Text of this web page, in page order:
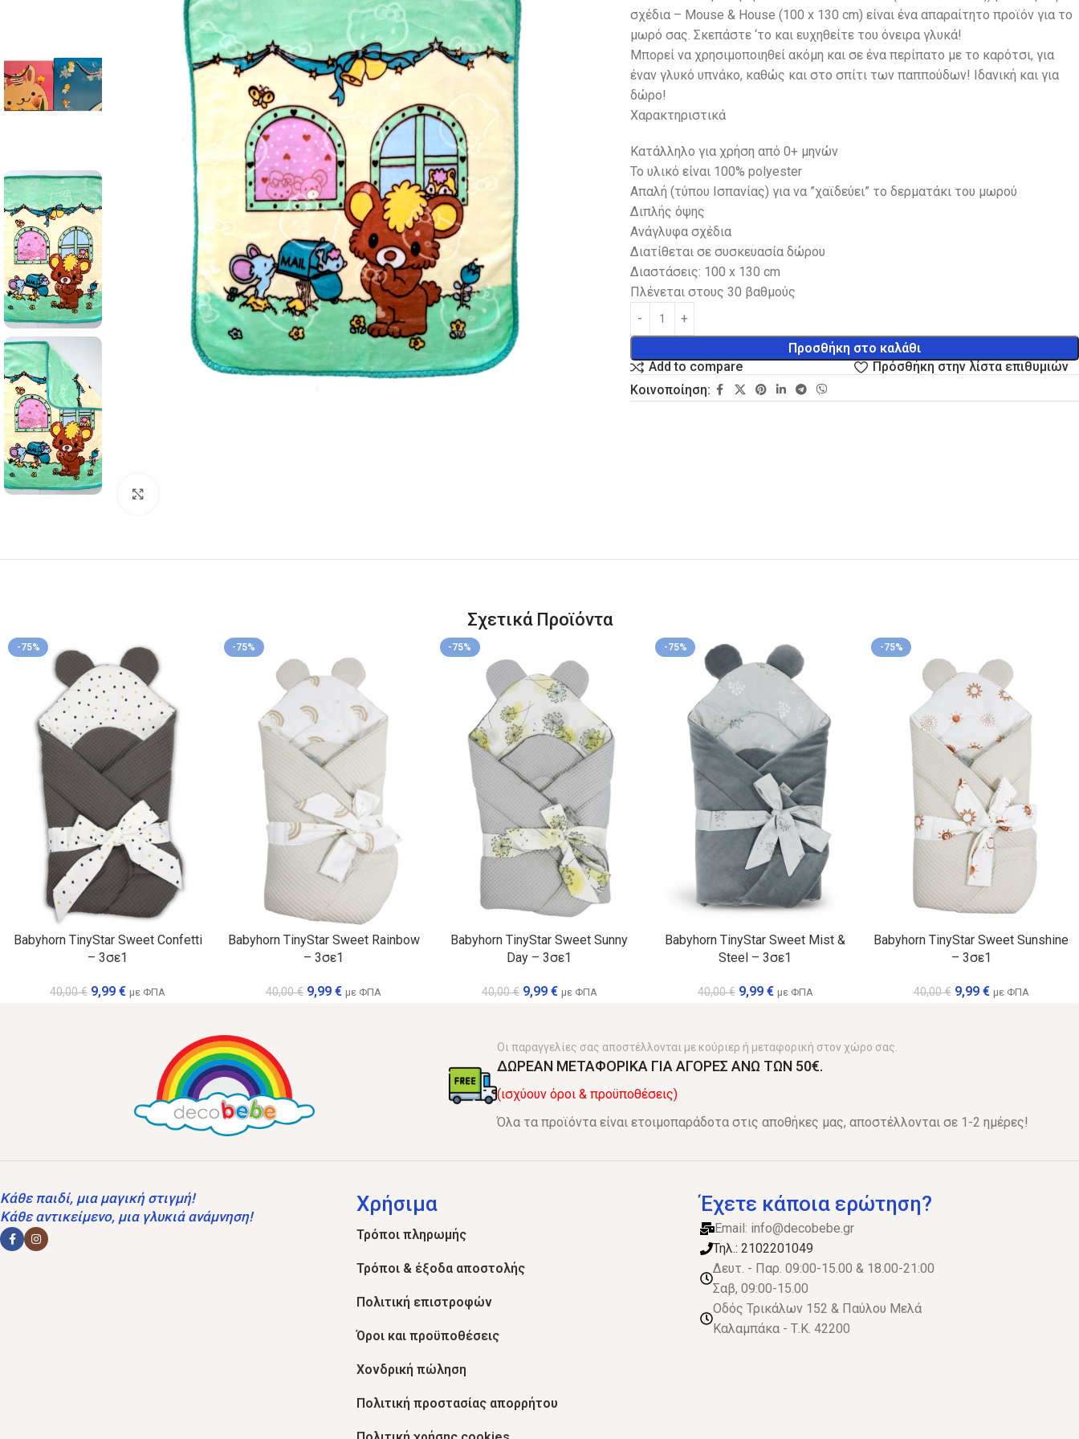
σχέδια – Mouse & House (100 x 130 cm) είναι ένα απαραίτητο προϊόν για το
μωρό σας. Σκεπάστε ‘το και ευχηθείτε του όνειρα γλυκά!
Μπορεί να χρησιμοποιηθεί ακόμη και σε ένα περίπατο με το καρότσι, για
έναν γλυκό υπνάκο, καθώς και στο σπίτι των παππούδων! Ιδανική και για
δώρο!
Χαρακτηριστικά
Κατάλληλο για χρήση από 0+ μηνών
Το υλικό είναι 100% polyester
Απαλή (τύπου Ισπανίας) για να ”χαϊδεύει” το δερματάκι του μωρού
Διπλής όψης
Ανάγλυφα σχέδια
Διατίθεται σε συσκευασία δώρου
Διαστάσεις: 100 x 130 cm
Πλένεται στους 30 βαθμούς
Προσθήκη στο καλάθι
Add to compare
Πρόσθήκη στην λίστα επιθυμιών
Κοινοποίηση:
Σχετικά Προϊόντα
-75%
Babyhorn TinyStar Sweet Confetti
– 3σε1
40,00€ 9,99€ με ΦΠΑ
-75%
Babyhorn TinyStar Sweet Rainbow
– 3σε1
40,00€ 9,99€ με ΦΠΑ
-75%
Babyhorn TinyStar Sweet Sunny
Day – 3σε1
40,00€ 9,99 € με ΦΠΑ
-75%
Babyhorn TinyStar Sweet Mist &
Steel – 3σε1
40,00€ 9,99 € με ΦΠΑ
-75%
Babyhorn TinyStar Sweet Sunshine
– 3σε1
40,00€ 9,99 € με ΦΠΑ
Οι παραγγελίες σας αποστέλλονται με κούριερ ή μεταφορική στον χώρο σας.
ΔΩΡΕΑΝ ΜΕΤΑΦΟΡΙΚΑ ΓΙΑ ΑΓΟΡΕΣ ΑΝΩ ΤΩΝ 50€.
(ισχύουν όροι & προϋποθέσεις)
Όλα τα προϊόντα είναι ετοιμοπαράδοτα στις αποθήκες μας, αποστέλλονται σε 1-2 ημέρες!
Κάθε παιδί, μια μαγική στιγμή!
Κάθε αντικείμενο, μια γλυκιά ανάμνηση!
Χρήσιμα
Τρόποι πληρωμής
Τρόποι & έξοδα αποστολής
Πολιτική επιστροφών
Όροι και προϋποθέσεις
Χονδρική πώληση
Πολιτική προστασίας απορρήτου
Έχετε κάποια ερώτηση?
Email: info@decobebe.gr
Τηλ.: 2102201049
Δευτ. - Παρ. 09:00-15.00 & 18.00-21:00
Σαβ, 09:00-15.00
Οδός Τρικάλων 152 & Παύλου Μελά
Καλαμπάκα - Τ.Κ. 42200